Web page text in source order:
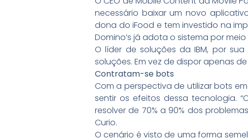
necessário baixar um novo
dona do iFood e tem investido na
Domino’s já adota o sistema por
O líder de soluções da IBM, por
soluções. Em vez de dispor apenas
Contratam-se bots
Com a perspectiva de utilizar bots
sentir os efeitos dessa tecnologia.
resolver de 70% a 90% dos
Curio.
O cenário é visto de uma forma